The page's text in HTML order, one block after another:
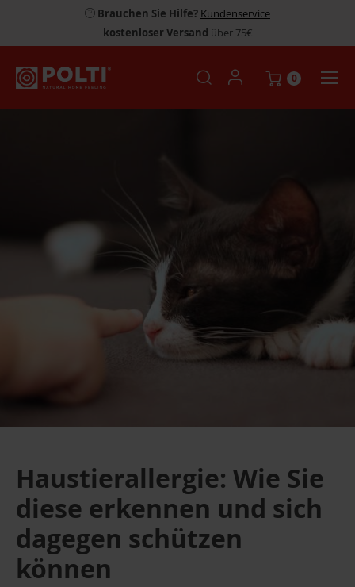
Brauchen Sie Hilfe? Kundenservice
kostenloser Versand über 75€
0
Haustierallergie: Wie Sie
diese erkennen und sich
dagegen schützen
können